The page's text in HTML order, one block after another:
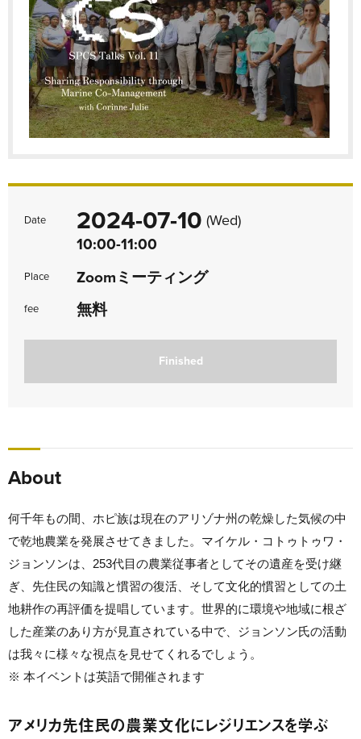
Date 2024-07-10 (Wed)
10:00-11:00
Place Zoomミーティング
fee 無料
Finished
About
何千年もの間、ホピ族は現在のアリゾナ州の乾燥した気候の中
で乾地農業を発展させてきました。マイケル・コトゥトゥワ・
ジョンソンは、253代目の農業従事者としてその遺産を受け継
ぎ、先住民の知識と慣習の復活、そして文化的慣習としての土
地耕作の再評価を提唱しています。世界的に環境や地域に根ざ
した産業のあり方が見直されている中で、ジョンソン氏の活動
は我々に様々な視点を見せてくれるでしょう。
※ 本イベントは英語で開催されます
アメリカ先住民の農業文化にレジリエンスを学ぶ